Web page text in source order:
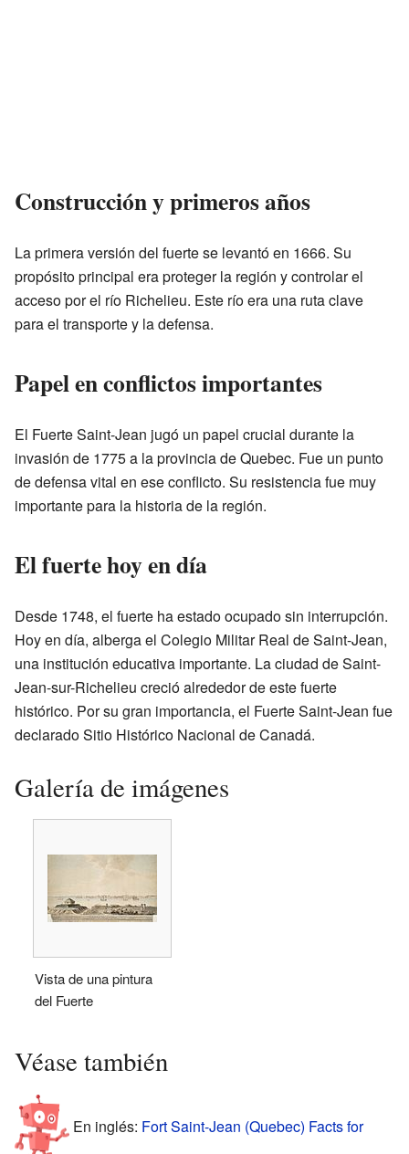
Construcción y primeros años
La primera versión del fuerte se levantó en 1666. Su
propósito principal era proteger la región y controlar el
acceso por el río Richelieu. Este río era una ruta clave
para el transporte y la defensa.
Papel en conflictos importantes
El Fuerte Saint-Jean jugó un papel crucial durante la
invasión de 1775 a la provincia de Quebec. Fue un punto
de defensa vital en ese conflicto. Su resistencia fue muy
importante para la historia de la región.
El fuerte hoy en día
Desde 1748, el fuerte ha estado ocupado sin interrupción.
Hoy en día, alberga el Colegio Militar Real de Saint-Jean,
una institución educativa importante. La ciudad de Saint-
Jean-sur-Richelieu creció alrededor de este fuerte
histórico. Por su gran importancia, el Fuerte Saint-Jean fue
declarado Sitio Histórico Nacional de Canadá.
Galería de imágenes
Vista de una pintura
del Fuerte
Véase también
En inglés: Fort Saint-Jean (Quebec) Facts for